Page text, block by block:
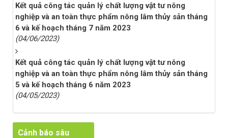
Kết quả công tác quản lý chất lượng vật tư nông
nghiệp và an toàn thực phẩm nông lâm thủy sản tháng
6 và kế hoạch tháng 7 năm 2023
(04/06/2023)
Kết quả công tác quản lý chất lượng vật tư nông
nghiệp và an toàn thực phẩm nông lâm thủy sản tháng
5 và kế hoạch tháng 6 năm 2023
(04/05/2023)
Cảnh báo sâu